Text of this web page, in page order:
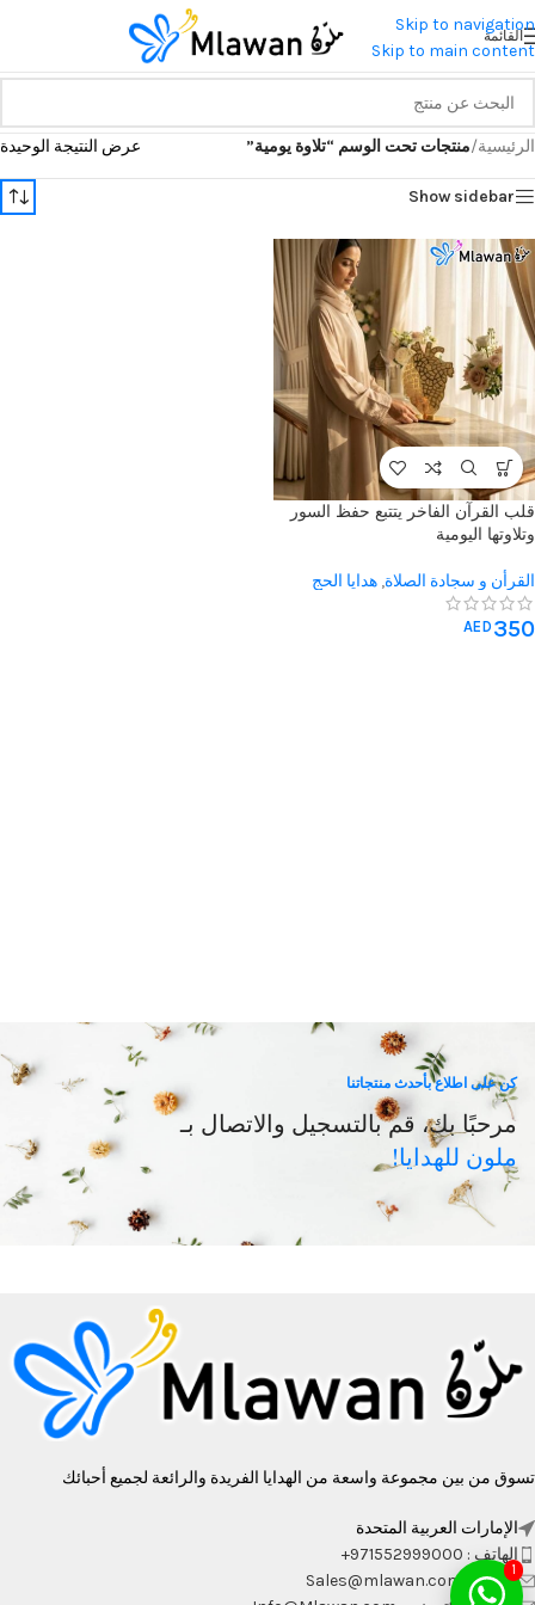
Skip to navigation
Skip to main content
القائمة
الرئيسية/منتجات تحت الوسم “تلاوة يومية” عرض النتيجة الوحيدة
Show sidebar
قلب القرآن الفاخر يتتبع حفظ السور
وتلاوتها اليومية
القرأن و سجادة الصلاة, هدايا الحج
والعمرة,هدايا الزفاف
AED 350
كن على اطلاع بأحدث منتجاتنا
مرحبًا بك، قم بالتسجيل والاتصال بـ
ملون للهدايا!
تسوق من بين مجموعة واسعة من الهدايا الفريدة والرائعة لجميع أحبائك
الإمارات العربية المتحدة
الهاتف : 971552999000+
الجملة : Sales@mlawan.com
1